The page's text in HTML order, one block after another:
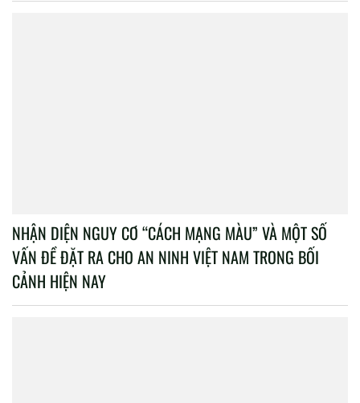
NHẬN DIỆN NGUY CƠ “CÁCH MẠNG MÀU” VÀ MỘT SỐ
VẤN ĐỀ ĐẶT RA CHO AN NINH VIỆT NAM TRONG BỐI
CẢNH HIỆN NAY